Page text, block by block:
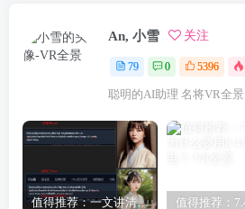
An, 小雪 关注
79 0 5396
值得推荐：一文讲清楚Stable Diffusion中Lora与大模型的区别（转载）